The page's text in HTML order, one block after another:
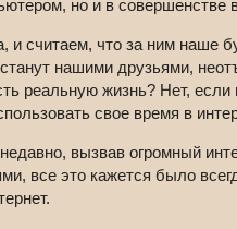
но и в совершенстве
считаем, что за ним наше
нашими друзьями,
реальную жизнь? Нет,
свое время в
вызвав огромный
все это кажется было